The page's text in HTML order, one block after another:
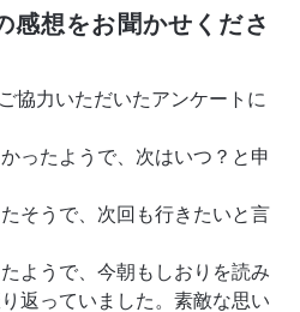
感想をお聞かせくださ
協力いただいたアンケートに
ったようで、次はいつ？と申
そうで、次回も行きたいと言
ようで、今朝もしおりを読み
返っていました。素敵な思い